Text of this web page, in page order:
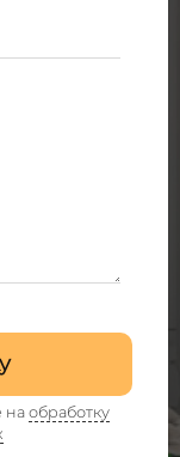
на обработку